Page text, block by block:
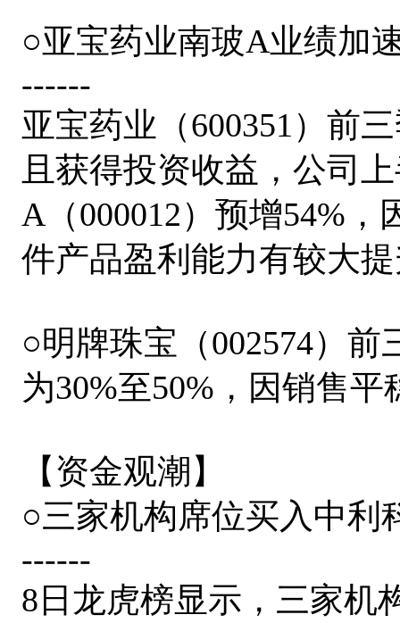
○亚宝药业南玻A业绩加
------
亚宝药业（600351）前
且获得投资收益，公司
A（000012）预增54%
件产品盈利能力有较大
○明牌珠宝（002574）前
为30%至50%，因销售
【资金观潮】
○三家机构席位买入中利
------
8日龙虎榜显示，三家机